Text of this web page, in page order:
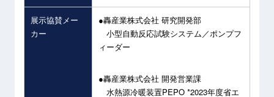
展示協賛メー
カー
●轟産業株式会社 研究開発部
小型自動反応試験システム／ポンプフ
ィーダー
●轟産業株式会社 開発営業課
水熱源冷暖装置PEPO *2023年度省エ